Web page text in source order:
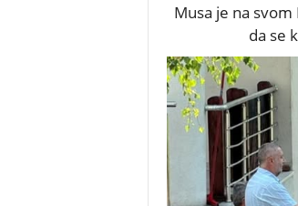
Musa je na
da se